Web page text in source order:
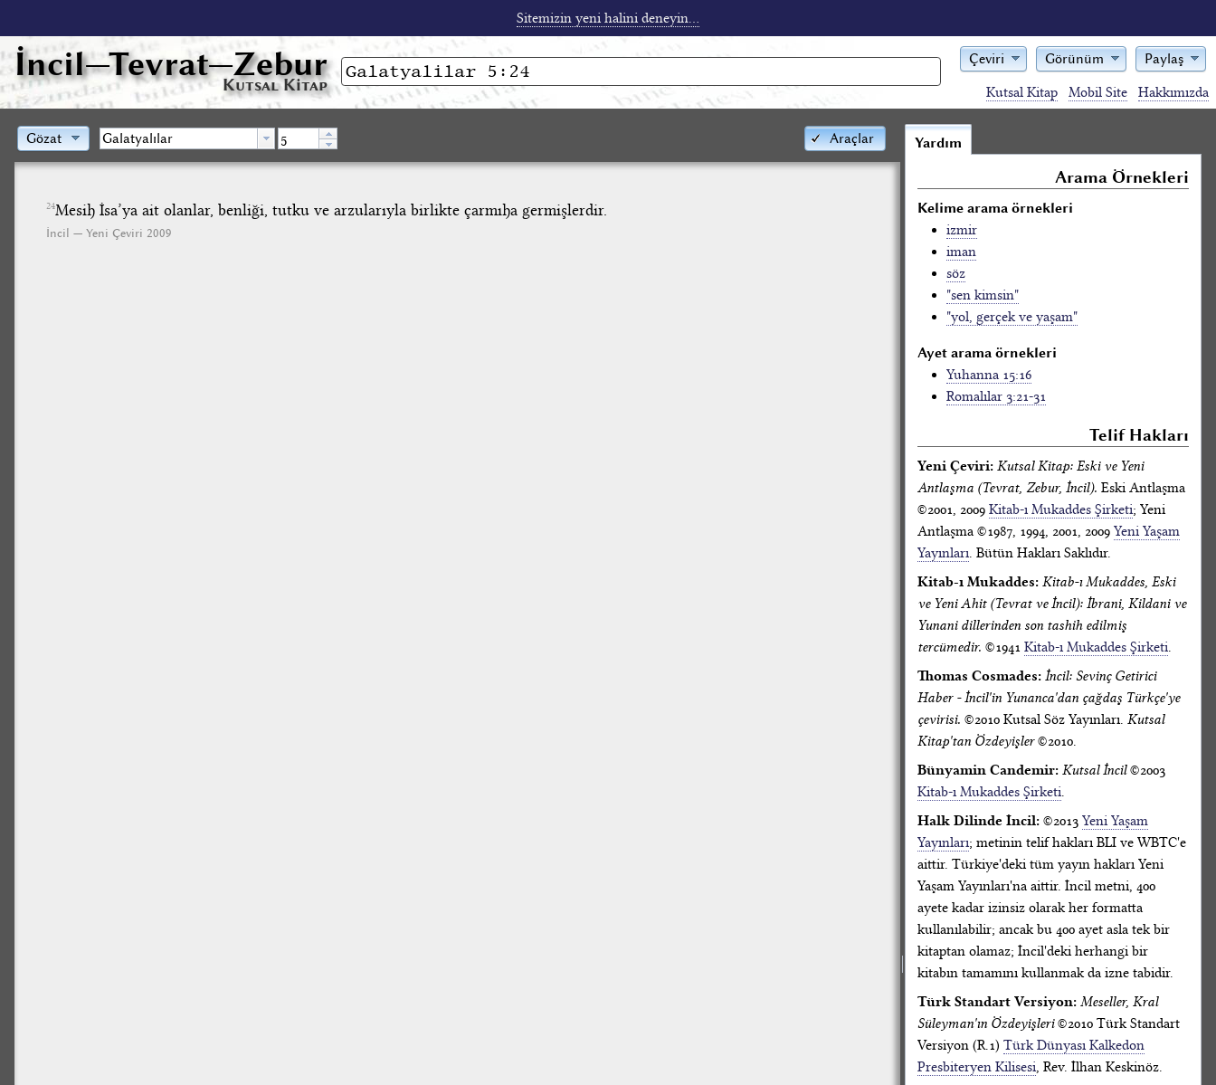
Sitemizin yeni halini deneyin...
İncil—Tevrat—Zebur
Kutsal Kitap
Çeviri Görünüm Paylaş
Kutsal Kitap Mobil Site Hakkımızda
Araçlar
Gözat
24Mesih İsa’ya ait olanlar, benliği, tutku ve arzularıyla birlikte çarmıha germişlerdir.
İncil — Yeni Çeviri 2009
Yardım
Arama Örnekleri
Kelime arama örnekleri
izmir
iman
söz
"sen kimsin"
"yol, gerçek ve yaşam"
Ayet arama örnekleri
Yuhanna 15:16
Romalılar 3:21-31
Telif Hakları
Yeni Çeviri: Kutsal Kitap: Eski ve Yeni
Antlaşma (Tevrat, Zebur, İncil). Eski Antlaşma
©2001, 2009 Kitab-ı Mukaddes Şirketi; Yeni
Antlaşma ©1987, 1994, 2001, 2009 Yeni Yaşam
Yayınları. Bütün Hakları Saklıdır.
Kitab-ı Mukaddes: Kitab-ı Mukaddes, Eski
ve Yeni Ahit (Tevrat ve İncil): İbrani, Kildani ve
Yunani dillerinden son tashih edilmiş
tercümedir. ©1941 Kitab-ı Mukaddes Şirketi.
Thomas Cosmades: İncil: Sevinç Getirici
Haber - İncil'in Yunanca'dan çağdaş Türkçe'ye
çevirisi. ©2010 Kutsal Söz Yayınları. Kutsal
Kitap'tan Özdeyişler©2010.
Bünyamin Candemir: Kutsal İncil©2003
Kitab-ı Mukaddes Şirketi.
Halk Dilinde İncil: ©2013 Yeni Yaşam
Yayınları; metinin telif hakları BLI ve WBTC'e
aittir. Türkiye'deki tüm yayın hakları Yeni
Yaşam Yayınları'na aittir. İncil metni, 400
ayete kadar izinsiz olarak her formatta
kullanılabilir; ancak bu 400 ayet asla tek bir
kitaptan olamaz; İncil'deki herhangi bir
kitabın tamamını kullanmak da izne tabidir.
Türk Standart Versiyon: Meseller, Kral
Süleyman'ın Özdeyişleri©2010 Türk Standart
Versiyon (R.1) Türk Dünyası Kalkedon
Presbiteryen Kilisesi, Rev. İlhan Keskinöz.